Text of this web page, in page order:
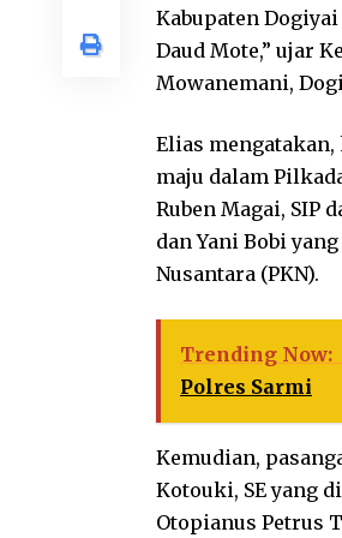
Kabupaten
Daud Mote,” ujar
Mowanemani,
Elias
maju dalam
Ruben Magai, SIP
dan Yani Bobi
Nusantara (PKN).
Trending Now:
Polres Sarmi
Kemudian,
Kotouki, SE yang
Otopianus Petrus